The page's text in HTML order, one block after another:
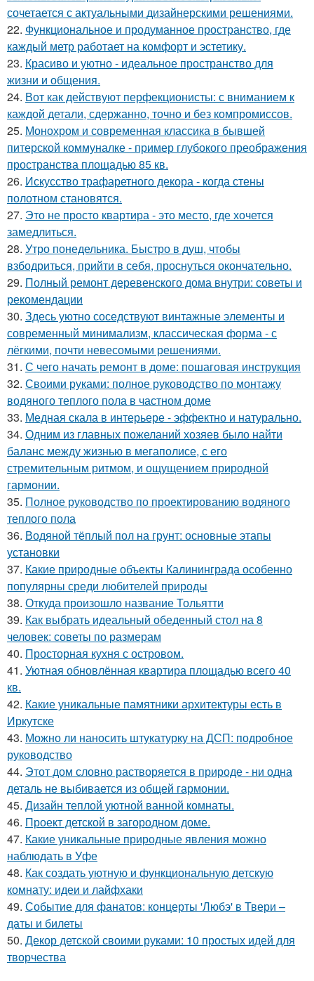
сочетается с актуальными дизайнерскими решениями.
22. Функциональное и продуманное пространство, где
каждый метр работает на комфорт и эстетику.
23. Красиво и уютно - идеальное пространство для
жизни и общения.
24. Вот как действуют перфекционисты: с вниманием к
каждой детали, сдержанно, точно и без компромиссов.
25. Монохром и современная классика в бывшей
питерской коммуналке - пример глубокого преображения
пространства площадью 85 кв.
26. Искусство трафаретного декора - когда стены
полотном становятся.
27. Это не просто квартира - это место, где хочется
замедлиться.
28. Утро понедельника. Быстро в душ, чтобы
взбодриться, прийти в себя, проснуться окончательно.
29. Полный ремонт деревенского дома внутри: советы и
рекомендации
30. Здесь уютно соседствуют винтажные элементы и
современный минимализм, классическая форма - с
лёгкими, почти невесомыми решениями.
31. С чего начать ремонт в доме: пошаговая инструкция
32. Своими руками: полное руководство по монтажу
водяного теплого пола в частном доме
33. Медная скала в интерьере - эффектно и натурально.
34. Одним из главных пожеланий хозяев было найти
баланс между жизнью в мегаполисе, с его
стремительным ритмом, и ощущением природной
гармонии.
35. Полное руководство по проектированию водяного
теплого пола
36. Водяной тёплый пол на грунт: основные этапы
установки
37. Какие природные объекты Калининграда особенно
популярны среди любителей природы
38. Откуда произошло название Тольятти
39. Как выбрать идеальный обеденный стол на 8
человек: советы по размерам
40. Просторная кухня с островом.
41. Уютная обновлённая квартира площадью всего 40
кв.
42. Какие уникальные памятники архитектуры есть в
Иркутске
43. Можно ли наносить штукатурку на ДСП: подробное
руководство
44. Этот дом словно растворяется в природе - ни одна
деталь не выбивается из общей гармонии.
45. Дизайн теплой уютной ванной комнаты.
46. Проект детской в загородном доме.
47. Какие уникальные природные явления можно
наблюдать в Уфе
48. Как создать уютную и функциональную детскую
комнату: идеи и лайфхаки
49. Событие для фанатов: концерты 'Любэ' в Твери –
даты и билеты
50. Декор детской своими руками: 10 простых идей для
творчества